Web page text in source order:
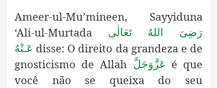
Ameer-ul-Mu’mineen, Sayyiduna
‘Ali-ul-Murtada
رَضِىَ اللهُ تَعَالٰی
عَـنْهُ disse: O direito da grandeza e de
gnosticismo de Allah عَزَّوَجَلَّ é que
você não se queixa do seu